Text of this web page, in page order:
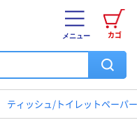
カゴ
メニュー
ティッシュ/トイレットペーパ